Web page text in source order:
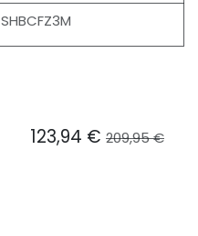
SHBCFZ3M
123,94 € 209,95€